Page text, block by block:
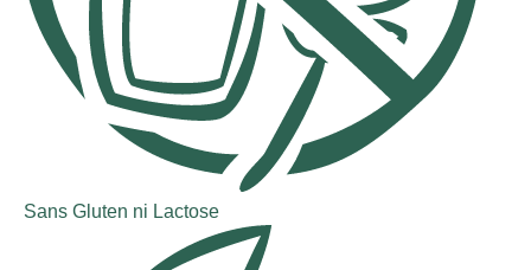
Sans Gluten ni Lactose